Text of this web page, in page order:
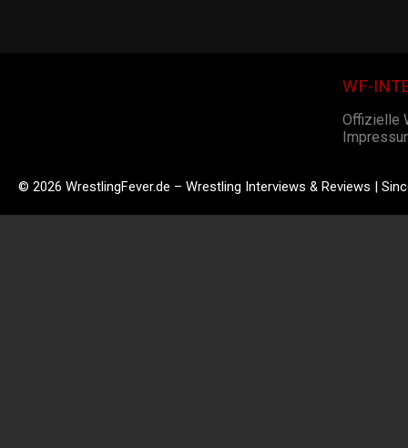
WF-
Offizielle
© 2026 WrestlingFever.de – Wrestling Interviews & Reviews |